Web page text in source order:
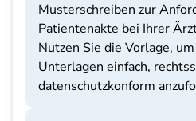
Musterschreiben zur
Patientenakte bei Ihrer
Nutzen Sie die Vorlage,
Unterlagen einfach,
datenschutzkonform